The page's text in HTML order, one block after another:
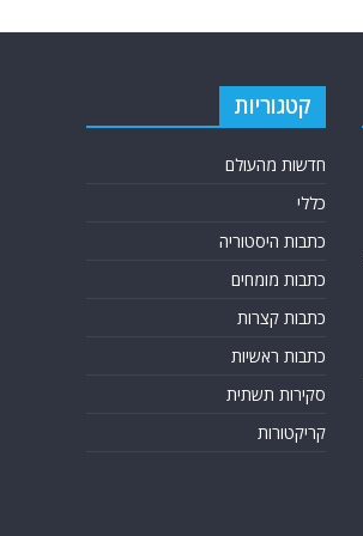
קטגוריות
חדשות מהעולם
כללי
כתבות היסטוריה
כתבות מומחים
כתבות קצרות
כתבות ראשיות
סקירות תשתית
קריקטורות